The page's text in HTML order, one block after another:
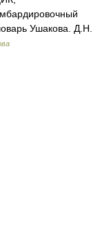
Ушакова. Д.Н.